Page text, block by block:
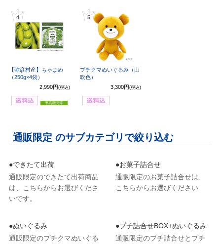
4
【弥彦村産】ちゃまめ
（250g×4袋）
2,990円 (税込)
5
プチクマぬいぐるみ（山
吹色）
3,300円 (税込)
通販限定 のサブカテゴリで絞り込む
●できたて出荷
通販限定のできたて出荷商品
は、こちらからお選びくださ
いです。
●お菓子詰合せ
通販限定のお菓子詰合せは、
こちらからお選びください
●ぬいぐるみ
通販限定のプチクマぬいぐる
●プチ詰合せBOX+ぬいぐるみ
通販限定のプチ詰合せとプチ